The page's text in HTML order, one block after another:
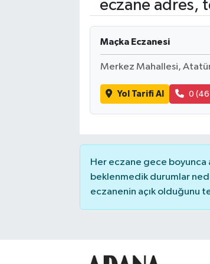
eczane adres,
Maçka Eczanesi
Merkez Mahallesi,
Yol Tarifi Al 0
Her eczane gece boyunca
beklenmedik durumlar
eczanenin açık olduğunu